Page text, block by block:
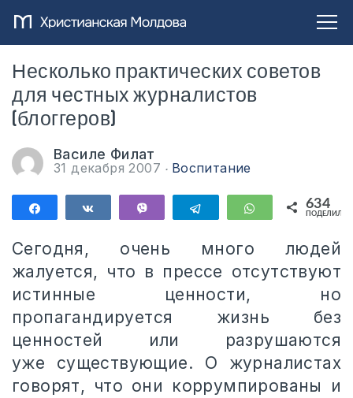
Несколько практических советов
для честных журналистов
(блоггеров)
Василе Филат
31 декабря 2007 Воспитание
ПоделитьсяПоделиться Telegram WhatsApp
634
Сегодня, очень много людей
жалуется, что в прессе отсутствуют
истинные ценности, но
пропагандируется жизнь без
ценностей или разрушаются
уже существующие. О журналистах
говорят, что они коррумпированы и